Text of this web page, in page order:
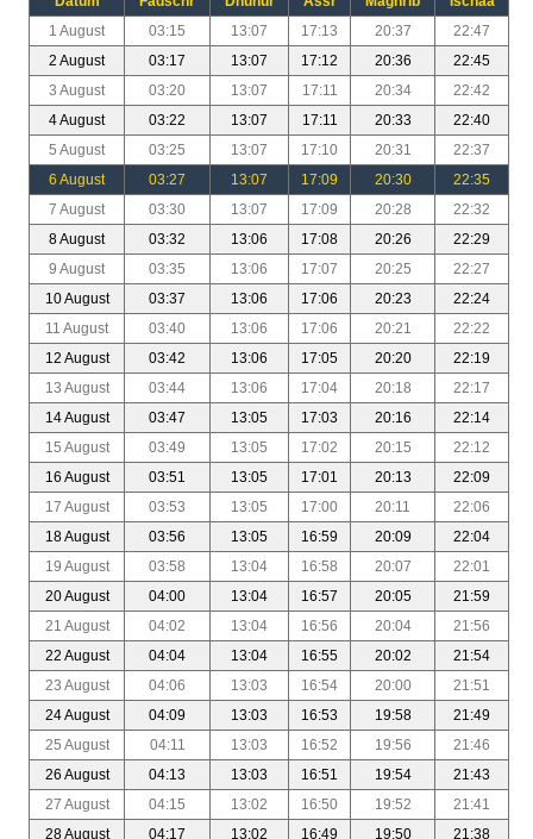
1 August
03:15 13:07 17:13 20:37
22:47
2 August
03:17 13:07 17:12 20:36
22:45
3 August
03:20 13:07 17:11 20:34
22:42
4 August
03:22 13:07 17:11 20:33
22:40
5 August
03:25 13:07 17:10 20:31
22:37
6 August
03:27 13:07 17:09 20:30
22:35
7 August
03:30 13:07 17:09 20:28
22:32
8 August
03:32 13:06 17:08 20:26
22:29
9 August
03:35 13:06 17:07 20:25
22:27
10 August
03:37 13:06 17:06 20:23
22:24
11 August
03:40 13:06 17:06 20:21
22:22
12 August
03:42 13:06 17:05 20:20
22:19
13 August
03:44 13:06 17:04 20:18
22:17
14 August
03:47 13:05 17:03 20:16
22:14
15 August
03:49 13:05 17:02 20:15
22:12
16 August
03:51 13:05 17:01 20:13
22:09
17 August
03:53 13:05 17:00 20:11
22:06
18 August
03:56 13:05 16:59 20:09
22:04
19 August
03:58 13:04 16:58 20:07
22:01
20 August
04:00 13:04 16:57 20:05
21:59
21 August
04:02 13:04 16:56 20:04
21:56
22 August
04:04 13:04 16:55 20:02
21:54
23 August
04:06 13:03 16:54 20:00
21:51
24 August
04:09 13:03 16:53 19:58
21:49
25 August
04:11 13:03 16:52 19:56
21:46
26 August
04:13 13:03 16:51 19:54
21:43
27 August
04:15 13:02 16:50 19:52
21:41
28 August
04:17 13:02 16:49 19:50 21:38